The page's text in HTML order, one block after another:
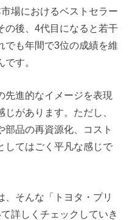
場におけるベストセラー
の後、4代目になると若干
でも年間で3位の成績を維
す。
先進的なイメージを表現
があります。ただし、
部品の再資源化、コスト
してはごく平凡な感じで
、そんな「トヨタ・プリ
詳しくチェックしていき